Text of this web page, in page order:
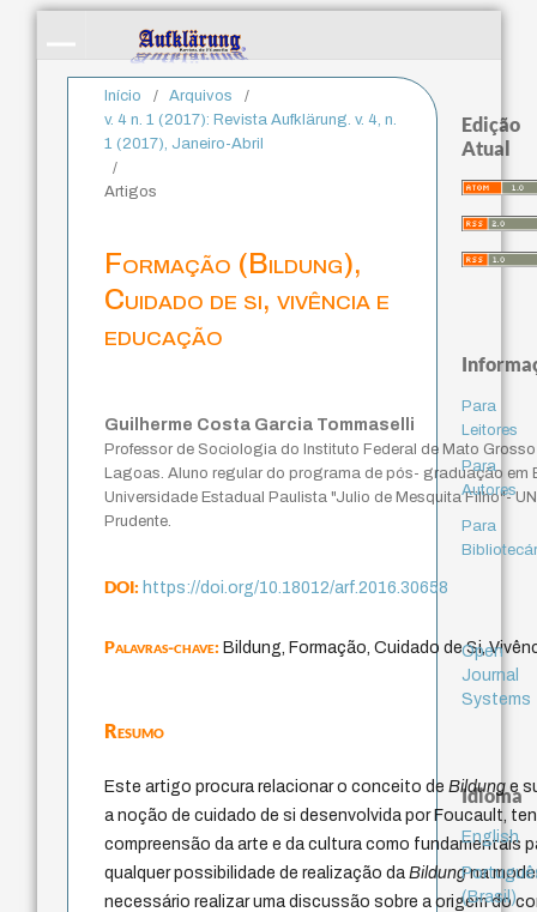
Início / Arquivos
/
v. 4 n. 1 (2017): Revista Aufklärung. v. 4, n.
1 (2017), Janeiro-Abril
/
Artigos
Formação (Bildung),
Cuidado de si, vivência e
educação
Guilherme Costa Garcia Tommaselli
Professor de Sociologia do Instituto Federal de Mato
Lagoas. Aluno regular do programa de pós- graduação em
Universidade Estadual Paulista "Julio de Mesquita Filho"-
Prudente.
DOI:https://doi.org/10.18012/arf.2016.30658
Palavras-chave:Bildung, Formação, Cuidado de Si,
Resumo
Este artigo procura relacionar o conceito deBildung e
a noção de cuidado de si desenvolvida por Foucault,
compreensão da arte e da cultura como fundamentais
qualquer possibilidade de realização da Bildungna
necessário realizar uma discussão sobre a origem do
Edição
Atual
Para
Leitores
Para
Autores
Para
Open
Journal
Systems
Idioma
English
(Brasil)